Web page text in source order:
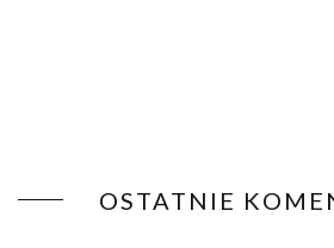
OSTATNIE